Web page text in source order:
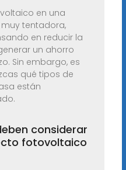
en una
tentadora,
en reducir la
un ahorro
Sin embargo, es
qué tipos de
están
considerar
fotovoltaico